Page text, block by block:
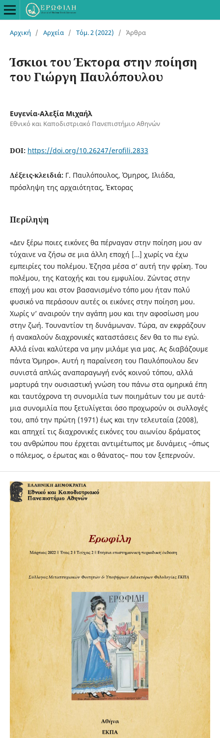
Αρχική / Αρχεία / Τόμ. 2 (2022) / Άρθρα
Ίσκιοι του Έκτορα στην ποίηση
του Γιώργη Παυλόπουλου
Ευγενία-Αλεξία Μιχαήλ
Εθνικό και Καποδιστριακό Πανεπιστήμιο Αθηνών
DOI: https://doi.org/10.26247/erofili.2833
Λέξεις-κλειδιά: Γ. Παυλόπουλος, Όμηρος, Ιλιάδα,
πρόσληψη της αρχαιότητας, Έκτορας
Περίληψη
«Δεν ξέρω ποιες εικόνες θα πέρναγαν στην ποίηση μου αν
τύχαινε να ζήσω σε μια άλλη εποχή […] χωρίς να έχω
εμπειρίες του πολέμου. Έζησα μέσα σ’ αυτή την φρίκη. Του
πολέμου, της Κατοχής και του εμφυλίου. Ζώντας στην
εποχή μου και στον βασανισμένο τόπο μου ήταν πολύ
φυσικό να περάσουν αυτές οι εικόνες στην ποίηση μου.
Χωρίς ν’ αναιρούν την αγάπη μου και την αφοσίωση μου
στην ζωή. Τουναντίον τη δυνάμωναν. Τώρα, αν εκφράζουν
ή ανακαλούν διαχρονικές καταστάσεις δεν θα το πω εγώ.
Αλλά είναι καλύτερα να μην μιλάμε για μας. Ας διαβάζουμε
πάντα Όμηρο». Αυτή η παραίνεση του Παυλόπουλου δεν
συνιστά απλώς αναπαραγωγή ενός κοινού τόπου, αλλά
μαρτυρά την ουσιαστική γνώση του πάνω στα ομηρικά έπη
και ταυτόχρονα τη συνομιλία των ποιημάτων του με αυτά·
μια συνομιλία που ξετυλίγεται όσο προχωρούν οι συλλογές
του, από την πρώτη (1971) έως και την τελευταία (2008),
και απηχεί τις διαχρονικές εικόνες του αιωνίου δράματος
του ανθρώπου που έρχεται αντιμέτωπος με δυνάμεις –όπως
ο πόλεμος, ο έρωτας και ο θάνατος– που τον ξεπερνούν.